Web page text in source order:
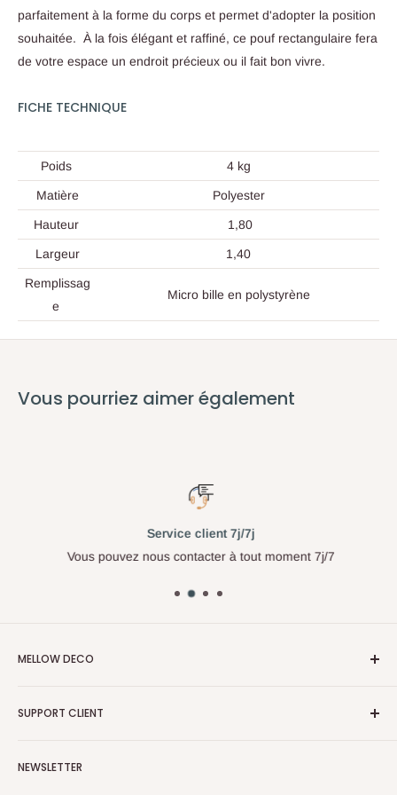
parfaitement à la forme du corps et permet d'adopter la position
souhaitée. À la fois élégant et raffiné, ce pouf rectangulaire fera
de votre espace un endroit précieux ou il fait bon vivre.
FICHE TECHNIQUE
Poids 4 kg
Matière Polyester
Hauteur 1,80
Largeur 1,40
Remplissag
e
Micro bille en polystyrène
Vous pourriez aimer également
Service client 7j/7j
Vous pouvez nous contacter à tout moment 7j/7
MELLOW DECO
khaldia, rue 5, Casablanca
SUPPORT CLIENT
Politique de confidentialité
NEWSLETTER